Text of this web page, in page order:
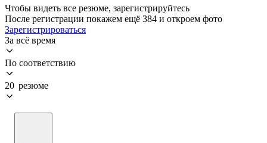
Чтобы видеть все резюме, зарегистрируйтесь
После регистрации покажем ещё 384 и откроем фото
Зарегистрироваться
За всё время
По соответствию
20 резюме